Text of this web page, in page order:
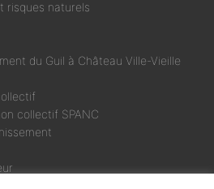
risques naturels
du Guil à Château Ville-Vieille
collectif SPANC